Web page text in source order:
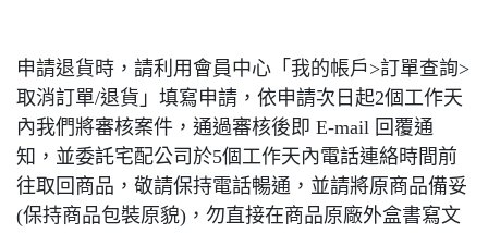
申請退貨時，請利用會員中心「我的帳戶>訂單查詢>
取消訂單/退貨」填寫申請，依申請次日起2個工作天
內我們將審核案件，通過審核後即 E-mail 回覆通
知，並委託宅配公司於5個工作天內電話連絡時間前
往取回商品，敬請保持電話暢通，並請將原商品備妥
(保持商品包裝原貌)，勿直接在商品原廠外盒書寫文